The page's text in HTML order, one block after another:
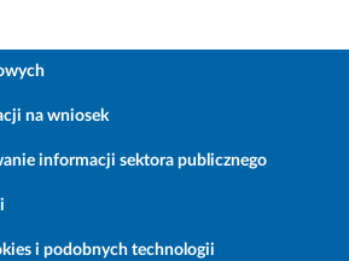
na wniosek
informacji sektora publicznego
i podobnych technologii